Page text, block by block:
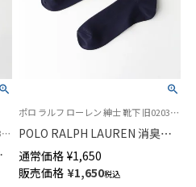
ポロ ラルフ ローレン 紳士 靴下 旧02032401
ポロ ラルフ ローレン 紳士 靴下 旧02032110
POLO RALPH LAUREN 消臭加
工 ワンポイント刺繍 リブ ショ
ート丈 メンズ ソックス【23-
25cm】 【25-27cm】【27-29cm】
通常価格 ¥1,650
販売価格 ¥1,650税込